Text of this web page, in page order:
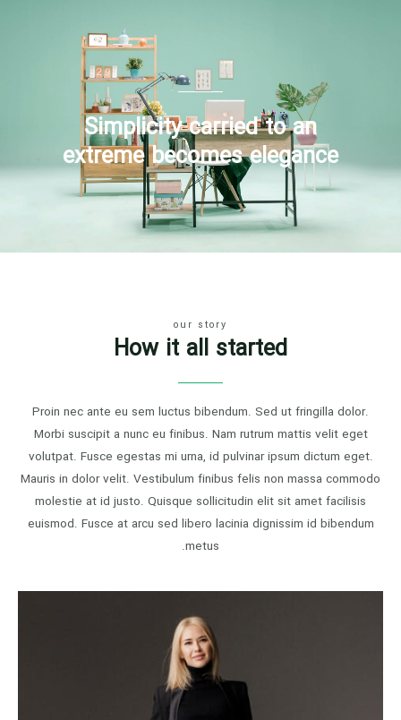
Simplicity carried to an
extreme becomes elegance
our story
How it all started
Proin nec ante eu sem luctus bibendum. Sed ut fringilla dolor.
Morbi suscipit a nunc eu finibus. Nam rutrum mattis velit eget
volutpat. Fusce egestas mi urna, id pulvinar ipsum dictum eget.
Mauris in dolor velit. Vestibulum finibus felis non massa commodo
molestie at id justo. Quisque sollicitudin elit sit amet facilisis
euismod. Fusce at arcu sed libero lacinia dignissim id bibendum
metus.